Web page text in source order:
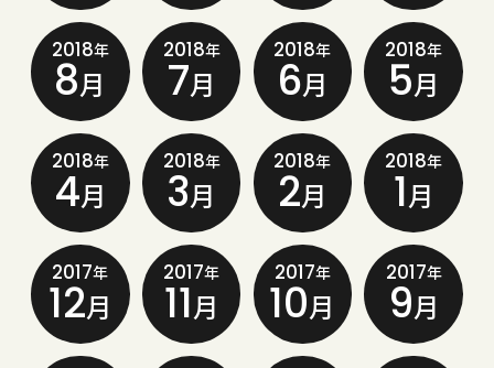
2018年
8月
2018年
7月
2018年
6月
2018年
5月
2018年
4月
2018年
3月
2018年
2月
2018年
1月
2017年
12月
2017年
11月
2017年
10月
2017年
9月